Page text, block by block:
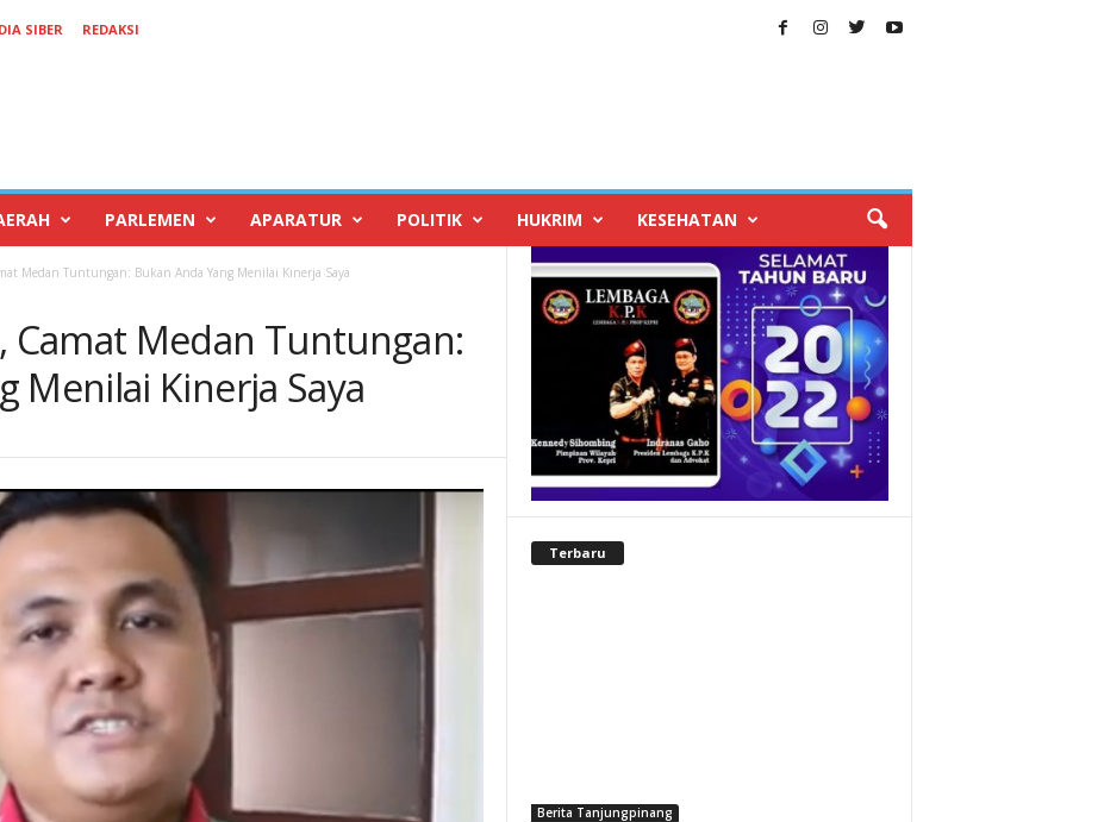
SIBER
REDAKSI
PARLEMEN APARATUR POLITIK HUKRIM KESEHATAN
Medan Tuntungan: Bukan Anda Yang Menilai Kinerja Saya
Camat Medan Tuntungan:
Menilai Kinerja Saya
Terbaru
Berita Tanjungpinang